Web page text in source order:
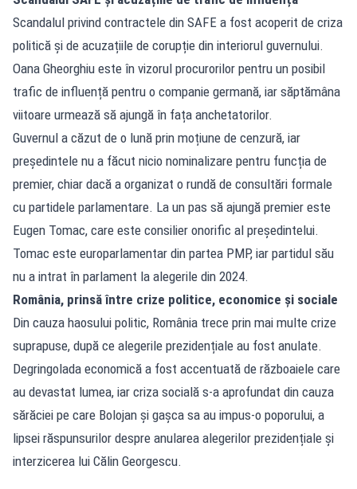
Scandalul privind contractele din SAFE a fost acoperit de criza
politică și de acuzațiile de corupție din interiorul guvernului.
Oana Gheorghiu este în vizorul procurorilor pentru un posibil
trafic de influență pentru o companie germană, iar săptămâna
viitoare urmează să ajungă în fața anchetatorilor.
Guvernul a căzut de o lună prin moțiune de cenzură, iar
președintele nu a făcut nicio nominalizare pentru funcția de
premier, chiar dacă a organizat o rundă de consultări formale
cu partidele parlamentare. La un pas să ajungă premier este
Eugen Tomac, care este consilier onorific al președintelui.
Tomac este europarlamentar din partea PMP, iar partidul său
nu a intrat în parlament la alegerile din 2024.
România, prinsă între crize politice, economice și sociale
Din cauza haosului politic, România trece prin mai multe crize
suprapuse, după ce alegerile prezidențiale au fost anulate.
Degringolada economică a fost accentuată de războaiele care
au devastat lumea, iar criza socială s-a aprofundat din cauza
sărăciei pe care Bolojan și gașca sa au impus-o poporului, a
lipsei răspunsurilor despre anularea alegerilor prezidențiale și
interzicerea lui Călin Georgescu.